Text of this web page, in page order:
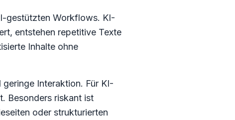
gestützten Workflows. KI-
entstehen repetitive Texte
Inhalte ohne
Interaktion. Für KI-
Besonders riskant ist
oder strukturierten